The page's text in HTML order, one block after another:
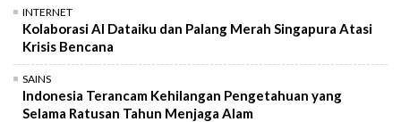
INTERNET
Kolaborasi AI Dataiku dan Palang Merah Singapura Atasi
Krisis Bencana
SAINS
Indonesia Terancam Kehilangan Pengetahuan yang
Selama Ratusan Tahun Menjaga Alam